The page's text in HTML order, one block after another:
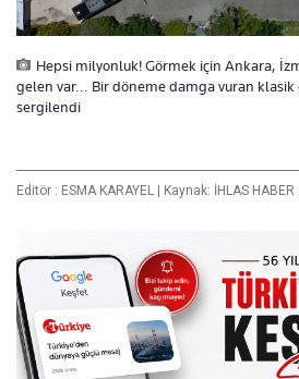
Hepsi milyonluk! Görmek için Ankara,
gelen var... Bir döneme damga vuran
sergilendi
Editör : ESMA KARAYEL Kaynak: İHLAS HABER